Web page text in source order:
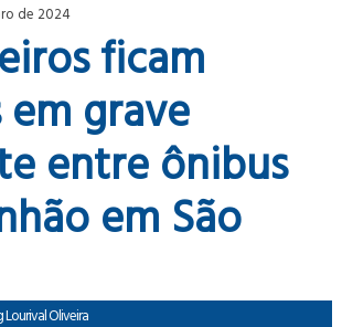
de 2024
ficam
grave
entre ônibus
em São
Lourival Oliveira